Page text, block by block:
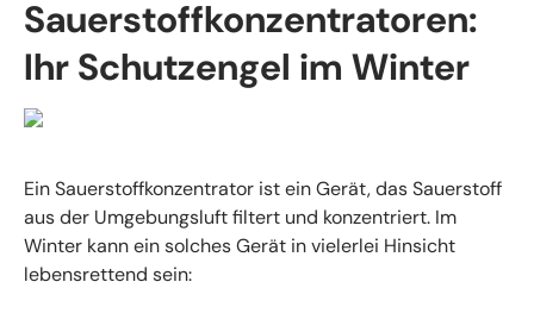
Sauerstoffkonzentratoren:
Ihr Schutzengel im Winter
Ein Sauerstoffkonzentrator ist ein Gerät, das Sauerstoff
aus der Umgebungsluft filtert und konzentriert. Im
Winter kann ein solches Gerät in vielerlei Hinsicht
lebensrettend sein: